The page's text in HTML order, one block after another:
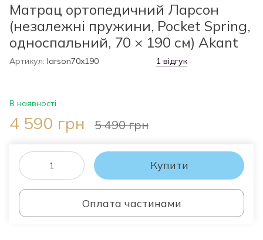
Матрац ортопедичний Ларсон
(незалежні пружини, Pocket Spring,
односпальний, 70 × 190 см) Akant
Артикул: larson70x190 1 відгук
В наявності
4 590 грн 5 490 грн
Купити
Оплата частинами